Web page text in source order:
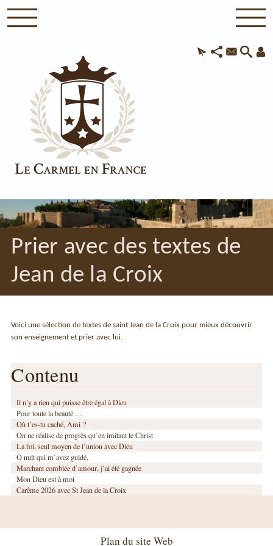
Prier avec des textes de
Jean de la Croix
Voici une sélection de textes de saint Jean de la Croix pour mieux découvrir
son enseignement et prier avec lui.
Contenu
Il n’y a rien qui puisse être égal à Dieu
Pour toute la beauté …
Où t’es-tu caché, Ami ?
On ne réalise de progrès qu’en imitant le Christ
La foi, seul moyen de l’union avec Dieu
O nuit qui m’avez guidé,
Marchant comblée d’amour, j’ai été gagnée
Mon Dieu est à moi
Carême 2026 avec St Jean de la Croix
Plan du site Web